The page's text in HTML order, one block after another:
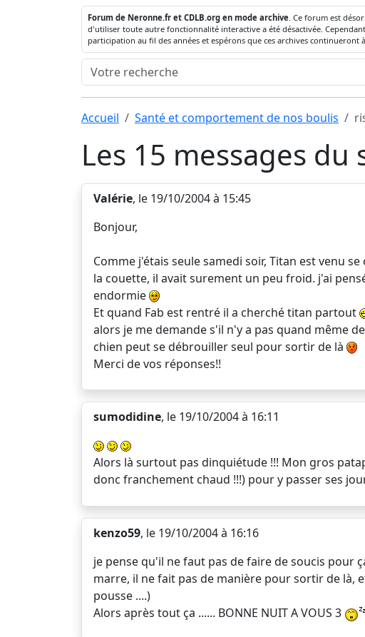
Forum de Neronne.fr et CDLB.org en mode archive. Ce forum est
d'utiliser toute autre fonctionnalité interactive a été désactivée.
participation au fil des années et espérons que ces archives
Accueil Santé et comportement de nos boulis
Les 15 messages du
Valérie, le 19/10/2004 à 15:45
Bonjour,
Comme j'étais seule samedi soir, Titan est venu
la couette, il avait surement un peu froid. j'ai
endormie
Et quand Fab est rentré il a cherché titan partout
alors je me demande s'il n'y a pas quand même
chien peut se débrouiller seul pour sortir de là
Merci de vos réponses!!
sumodidine, le 19/10/2004 à 16:11
Alors là surtout pas dinquiétude !!! Mon gros
donc franchement chaud !!!) pour y passer ses
kenzo59, le 19/10/2004 à 16:16
je pense qu'il ne faut pas de faire de soucis pour
marre, il ne fait pas de manière pour sortir de là,
pousse ....)
Alors après tout ça ...... BONNE NUIT A VOUS 3